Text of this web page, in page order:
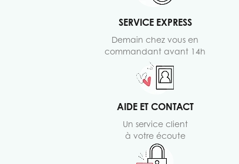
SERVICE EXPRESS
Demain chez vous en
commandant avant 14h
AIDE ET CONTACT
Un service client
à votre écoute